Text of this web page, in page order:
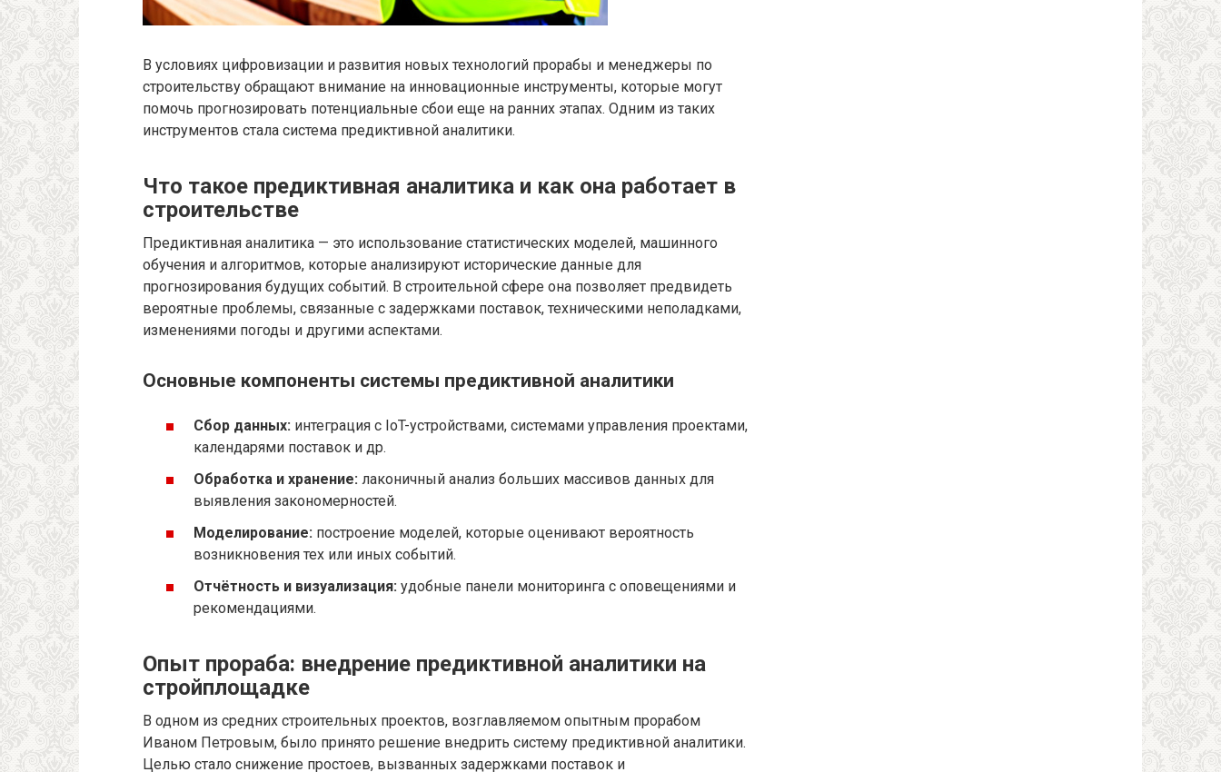
В условиях цифровизации и развития новых технологий прорабы и менеджеры по
строительству обращают внимание на инновационные инструменты, которые могут
помочь прогнозировать потенциальные сбои еще на ранних этапах. Одним из таких
инструментов стала система предиктивной аналитики.
Что такое предиктивная аналитика и как она работает в
строительстве
Предиктивная аналитика — это использование статистических моделей, машинного
обучения и алгоритмов, которые анализируют исторические данные для
прогнозирования будущих событий. В строительной сфере она позволяет предвидеть
вероятные проблемы, связанные с задержками поставок, техническими неполадками,
изменениями погоды и другими аспектами.
Основные компоненты системы предиктивной аналитики
Сбор данных: интеграция с IoT-устройствами, системами управления проектами,
календарями поставок и др.
Обработка и хранение: лаконичный анализ больших массивов данных для
выявления закономерностей.
Моделирование: построение моделей, которые оценивают вероятность
возникновения тех или иных событий.
Отчётность и визуализация: удобные панели мониторинга с оповещениями и
рекомендациями.
Опыт прораба: внедрение предиктивной аналитики на
стройплощадке
В одном из средних строительных проектов, возглавляемом опытным прорабом
Иваном Петровым, было принято решение внедрить систему предиктивной аналитики.
Целью стало снижение простоев, вызванных задержками поставок и